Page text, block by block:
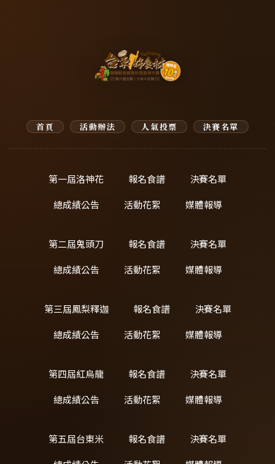
首頁 活動辦法 人氣投票 決賽名單
第一屆洛神花 報名食譜
決賽名單
總成績公告
活動花絮 媒體報導
第二屆鬼頭刀 報名食譜
決賽名單
總成績公告
活動花絮 媒體報導
第三屆鳳梨釋迦 報名食譜
決賽名單
總成績公告
活動花絮 媒體報導
第四屆紅烏龍 報名食譜
決賽名單
總成績公告
活動花絮 媒體報導
第五屆台東米 報名食譜
決賽名單